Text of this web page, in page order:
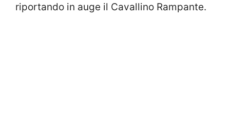
riportando in auge il Cavallino Rampante.